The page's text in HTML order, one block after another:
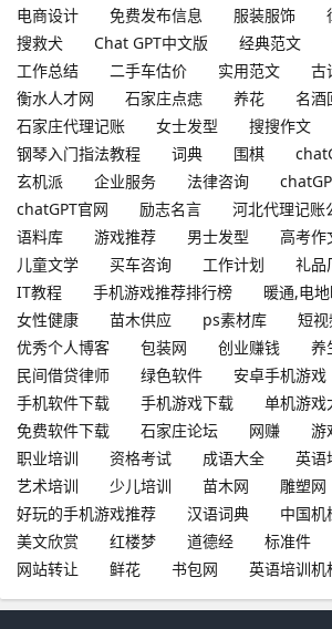
电商设计
免费发布信息 服装服饰
搜救犬
Chat GPT中文版 经典范文
工作总结
二手车估价 实用范文
古
衡水人才网
石家庄点痣 养花
名酒
石家庄代理记账
女士发型 搜搜作文
钢琴入门指法教程
词典 围棋
玄机派
企业服务 法律咨询
chatGPT官网
励志名言 河北代理记账
语料库
游戏推荐 男士发型 高考作
儿童文学
买车咨询 工作计划 礼品
IT教程
手机游戏推荐排行榜
暖通,电地
女性健康
苗木供应 ps素材库
短
优秀个人博客
包装网 创业赚钱
养
民间借贷律师
绿色软件
安卓手机游戏
手机软件下载
手机游戏下载
单机游戏
免费软件下载
石家庄论坛 网赚
游
职业培训
资格考试 成语大全
英语
艺术培训
少儿培训 苗木网
雕塑网
好玩的手机游戏推荐
汉语词典
中国机
美文欣赏
红楼梦 道德经 标准件
网站转让
鲜花 书包网 英语培训机